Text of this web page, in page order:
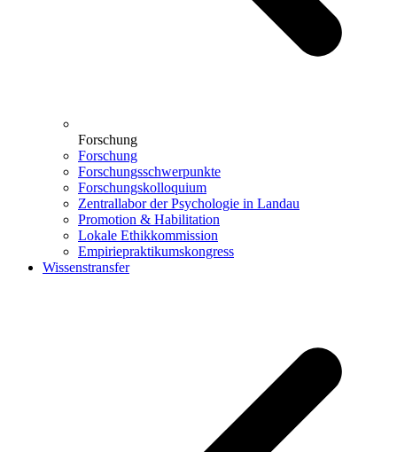
Forschung
Forschung
Forschungsschwerpunkte
Forschungskolloquium
Zentrallabor der Psychologie in Landau
Promotion & Habilitation
Lokale Ethikkommission
Empiriepraktikumskongress
Wissenstransfer